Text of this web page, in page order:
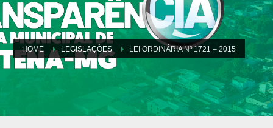
HOME LEGISLAÇÕES LEI ORDINÁRIA Nº 1721 – 2015